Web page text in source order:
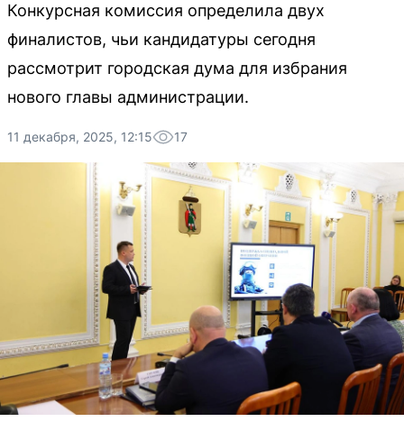
Конкурсная комиссия определила двух
финалистов, чьи кандидатуры сегодня
рассмотрит городская дума для избрания
нового главы администрации.
11 декабря, 2025, 12:15 17